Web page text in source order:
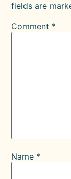
fields are
Comment *
Name *